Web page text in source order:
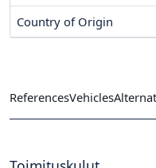
Country of Origin
ReferencesVehicles